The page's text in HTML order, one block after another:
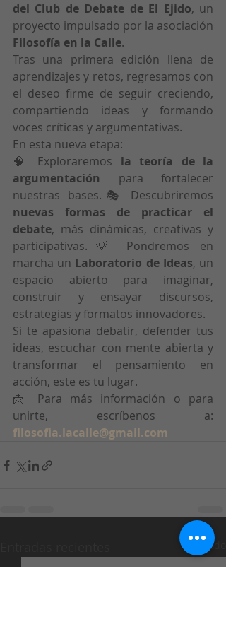
del Club de Debate de El Ejido, un
Filosofía en la Calle.
Tras una primera edición llena de
aprendizajes y retos, regresamos con
el deseo firme de seguir creciendo,
compartiendo ideas y formando
voces críticas y argumentativas.
En esta nueva etapa:
🧠 Exploraremos la teoría de la
argumentación para fortalecer
nuevas formas de practicar el
debate, más dinámicas, creativas y
participativas.💡 Pondremos en
marcha un Laboratorio de Ideas, un
espacio abierto para imaginar,
construir y ensayar discursos,
estrategias y formatos innovadores.
Si te apasiona debatir, defender tus
ideas, escuchar con mente abierta y
transformar el pensamiento en
acción, este es tu lugar.
📩 Para más información o para
filosofia.lacalle@gmail.com
Ver todo